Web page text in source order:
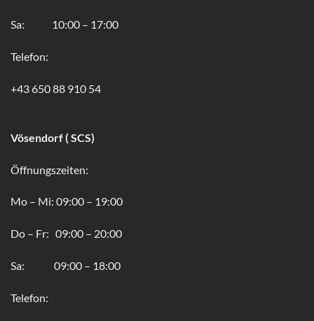
Sa: 10:00 – 17:00
Telefon:
+43 650 88 910 54
Vösendorf ( SCS)
Öffnungszeiten:
Mo – Mi: 09:00 – 19:00
Do – Fr: 09:00 – 20:00
Sa: 09:00 – 18:00
Telefon: